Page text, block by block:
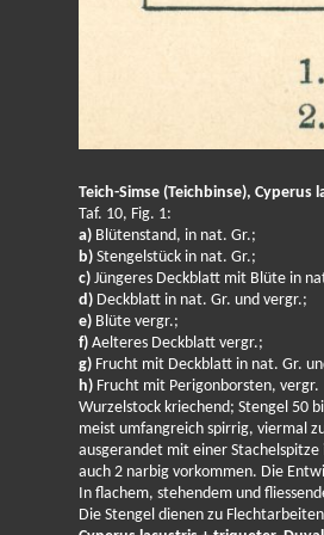
Teich-Simse (Teichbinse), Cyperus
Taf. 10, Fig. 1:
a)Blütenstand, in nat. Gr.;
b)Stengelstück in nat. Gr.;
c)Jüngeres Deckblatt mit Blüte in
d)Deckblatt in nat. Gr. und vergr.;
e)Blüte vergr.;
f)Aelteres Deckblatt vergr.;
g)Frucht mit Deckblatt in nat. Gr.
h)Frucht mit Perigonborsten, vergr.
Wurzelstock kriechend; Stengel 50
meist umfangreich spirrig, viermal
ausgerandet mit einer
auch 2 narbig vorkommen. Die
In flachem, stehendem und
Die Stengel dienen zu